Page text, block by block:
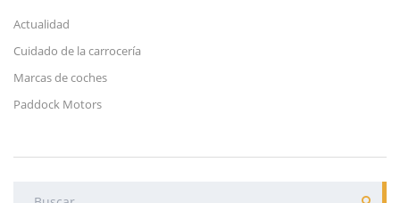
Actualidad
Cuidado de la carrocería
Marcas de coches
Paddock Motors